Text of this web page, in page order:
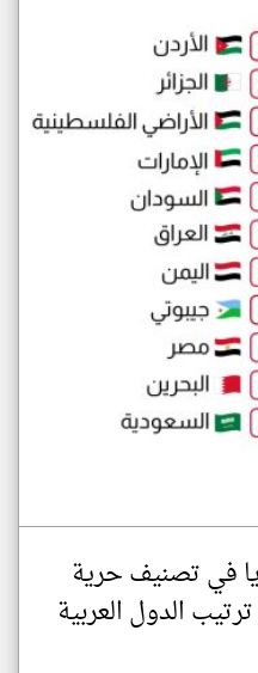
في تصنيف حرية
الدول العربية